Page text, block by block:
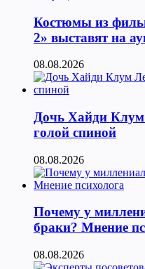
Костюмы из
2» выставят на
08.08.2026
Дочь Хайди Клум
голой спиной
08.08.2026
Почему у
браки? Мнение
08.08.2026